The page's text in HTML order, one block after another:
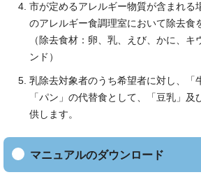
市が定めるアレルギー物質が含まれる
のアレルギー食調理室において除去食
（除去食材：卵、乳、えび、かに、キ
ンド）
乳除去対象者のうち希望者に対し、「
「パン」の代替食として、「豆乳」及
供します。
マニュアルのダウンロード